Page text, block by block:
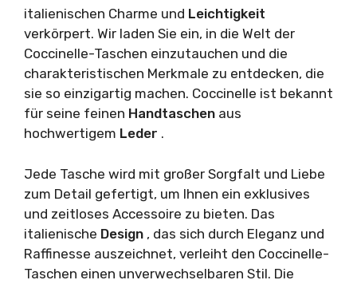
italienischen Charme und Leichtigkeit
verkörpert. Wir laden Sie ein, in die Welt der
Coccinelle-Taschen einzutauchen und die
charakteristischen Merkmale zu entdecken, die
sie so einzigartig machen. Coccinelle ist bekannt
für seine feinen Handtaschen aus
hochwertigem Leder .
Jede Tasche wird mit großer Sorgfalt und Liebe
zum Detail gefertigt, um Ihnen ein exklusives
und zeitloses Accessoire zu bieten. Das
italienische Design , das sich durch Eleganz und
Raffinesse auszeichnet, verleiht den Coccinelle-
Taschen einen unverwechselbaren Stil. Die